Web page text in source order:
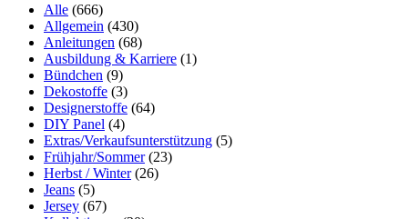
Alle (666)
Allgemein (430)
Anleitungen (68)
Ausbildung & Karriere (1)
Bündchen (9)
Dekostoffe (3)
Designerstoffe (64)
DIY Panel (4)
Extras/Verkaufsunterstützung (5)
Frühjahr/Sommer (23)
Herbst / Winter (26)
Jeans (5)
Jersey (67)